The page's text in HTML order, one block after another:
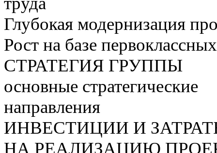
Глубокая модернизация
Рост на базе
СТРАТЕГИЯ ГРУППЫ
основные стратегические
направления
ИНВЕСТИЦИИ И
НА РЕАЛИЗАЦИЮ